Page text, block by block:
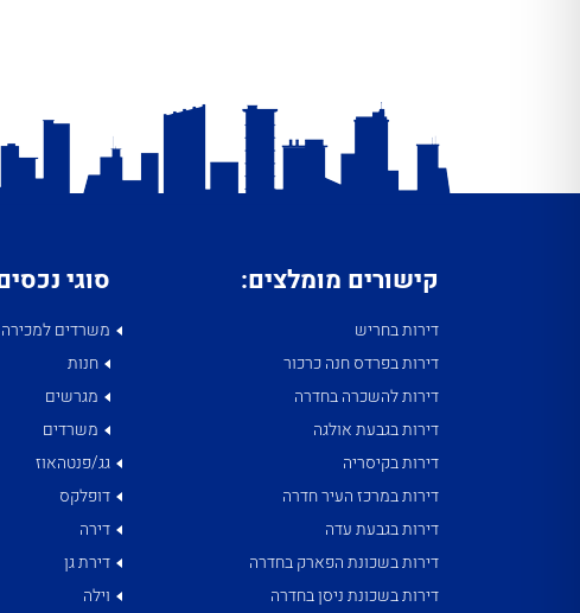
קישורים מומלצים:
דירות בחריש
דירות בפרדס חנה כרכור
דירות להשכרה בחדרה
דירות בגבעת אולגה
דירות בקיסריה
דירות במרכז העיר חדרה
דירות בגבעת עדה
דירות בשכונת הפארק בחדרה
דירות בשכונת ניסן בחדרה
סוגי
משרדים למכירה
חנות
מגרשים
משרדים
גג/פנטהאוז
דופלקס
דירה
דירת גן
וילה